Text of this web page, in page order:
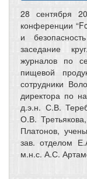
28 сентября
конференции
и
заседание
журналов по
пищевой
сотрудники
директора по
д.э.н. С.В.
О.В.
Платонов,
зав. отделом
м.н.с. А.С.